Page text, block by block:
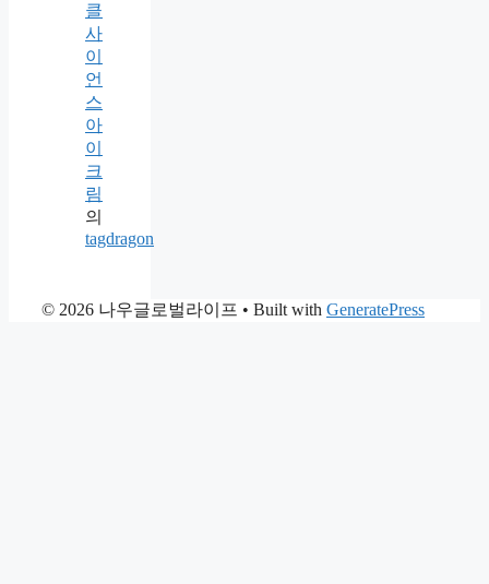
클
사
이
언
스
아
이
크
림
의
tagdragon
© 2026 나우글로벌라이프 • Built with GeneratePress